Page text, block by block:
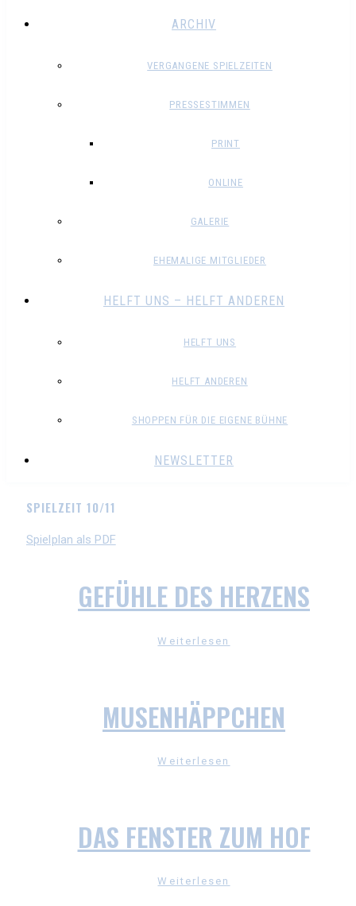
ARCHIV
VERGANGENE SPIELZEITEN
PRESSESTIMMEN
PRINT
ONLINE
GALERIE
EHEMALIGE MITGLIEDER
HELFT UNS – HELFT ANDEREN
HELFT UNS
HELFT ANDEREN
SHOPPEN FÜR DIE EIGENE BÜHNE
NEWSLETTER
SPIELZEIT 10/11
Spielplan als PDF
GEFÜHLE DES HERZENS
Weiterlesen
MUSENHÄPPCHEN
Weiterlesen
DAS FENSTER ZUM HOF
Weiterlesen